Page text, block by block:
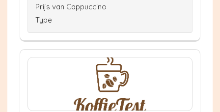
Prijs van Cappuccino
Type